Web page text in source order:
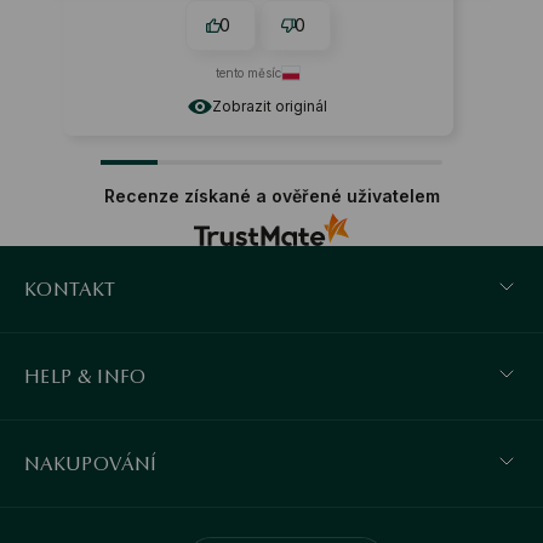
Zobrazit originál
0
Recenze získané a ověřené uživatelem
KONTAKT
HELP & INFO
NAKUPOVÁNÍ